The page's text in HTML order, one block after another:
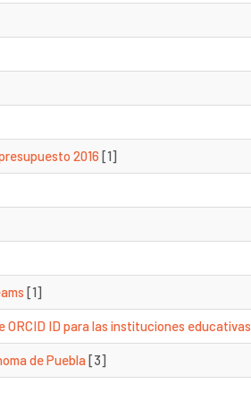
2016 [1]
[1]
ID para las instituciones educativas
de Puebla[3]